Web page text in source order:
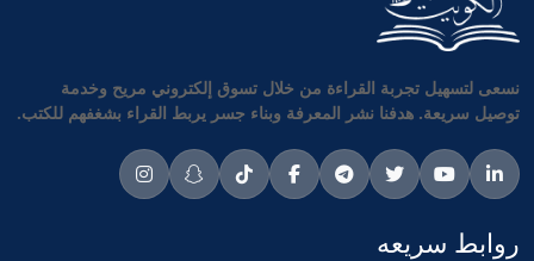
نسعى لتسهيل تجربة القراءة من خلال تسوق إلكتروني مريح وخدمة
توصيل سريعة. هدفنا نشر المعرفة وبناء جسر يربط القراء بشغفهم للكتب.
روابط سريعه